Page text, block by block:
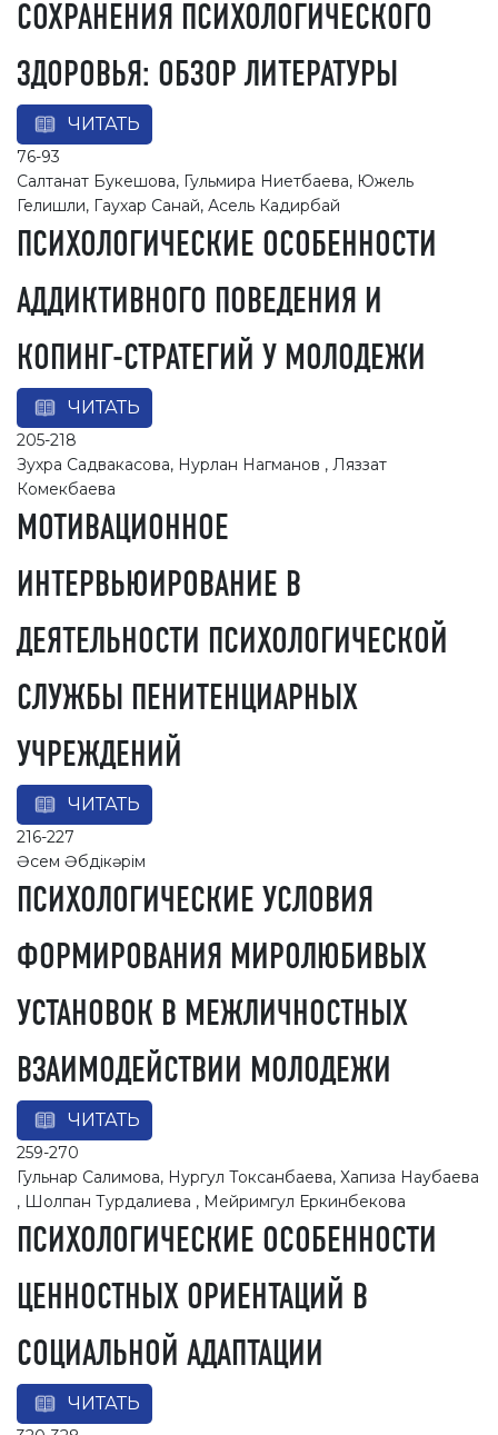
СОХРАНЕНИЯ ПСИХОЛОГИЧЕСКОГО
ЗДОРОВЬЯ: ОБЗОР ЛИТЕРАТУРЫ
ЧИТАТЬ
76-93
Салтанат Букешова, Гульмира Ниетбаева, Южель
Гелишли, Гаухар Санай, Асель Кадирбай
ПСИХОЛОГИЧЕСКИЕ ОСОБЕННОСТИ
АДДИКТИВНОГО ПОВЕДЕНИЯ И
КОПИНГ-СТРАТЕГИЙ У МОЛОДЕЖИ
ЧИТАТЬ
205-218
Зухра Садвакасова, Нурлан Нагманов , Ляззат
Комекбаева
МОТИВАЦИОННОЕ
ИНТЕРВЬЮИРОВАНИЕ В
ДЕЯТЕЛЬНОСТИ ПСИХОЛОГИЧЕСКОЙ
СЛУЖБЫ ПЕНИТЕНЦИАРНЫХ
УЧРЕЖДЕНИЙ
ЧИТАТЬ
216-227
Әсем Әбдікәрім
ПСИХОЛОГИЧЕСКИЕ УСЛОВИЯ
ФОРМИРОВАНИЯ МИРОЛЮБИВЫХ
УСТАНОВОК В МЕЖЛИЧНОСТНЫХ
ВЗАИМОДЕЙСТВИИ МОЛОДЕЖИ
ЧИТАТЬ
259-270
Гульнар Салимова, Нургул Токсанбаева, Хапиза Наубаева
, Шолпан Турдалиева , Мейримгул Еркинбекова
ПСИХОЛОГИЧЕСКИЕ ОСОБЕННОСТИ
ЦЕННОСТНЫХ ОРИЕНТАЦИЙ В
СОЦИАЛЬНОЙ АДАПТАЦИИ
ЧИТАТЬ